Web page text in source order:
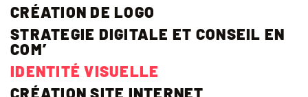
CRÉATION DE LOGO
STRATEGIE DIGITALE ET CONSEIL EN
COM’
IDENTITÉ VISUELLE
CRÉATION SITE INTERNET